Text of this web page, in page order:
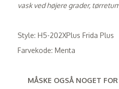
vask ved højere grader,
Style: H5-202XPlus Frida Plus
Farvekode: Menta
MÅSKE OGSÅ NOGET